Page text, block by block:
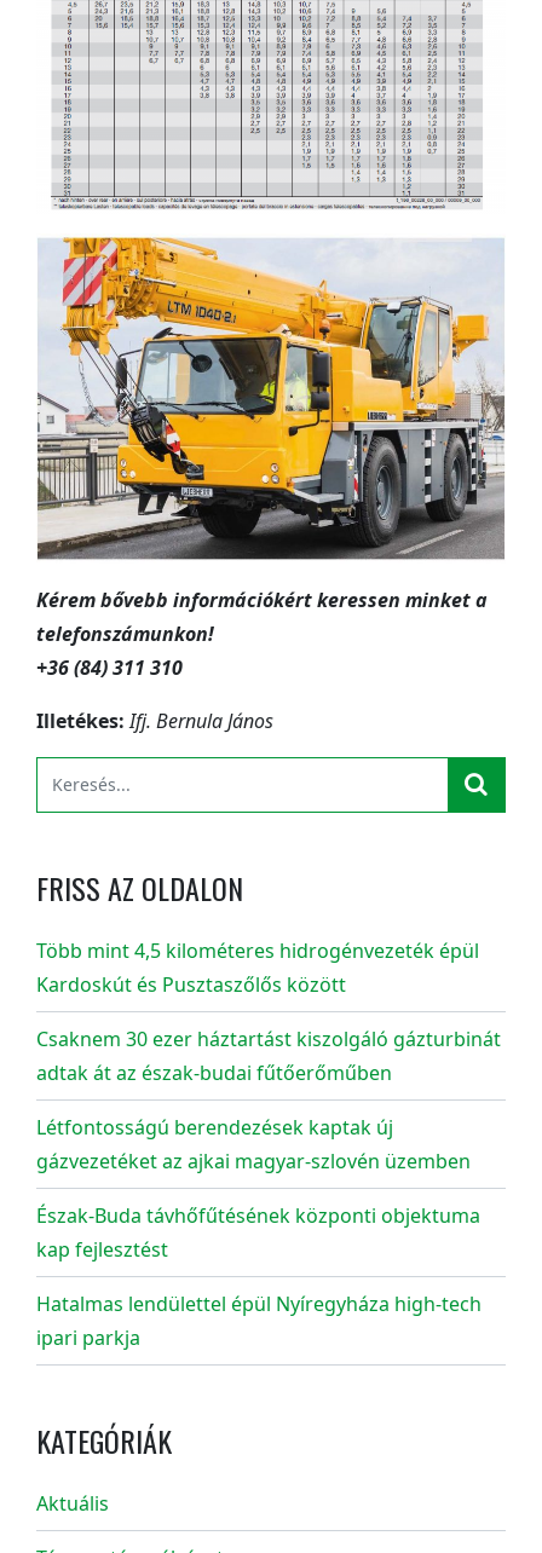
Kérem bővebb információkért keressen minket a
telefonszámunkon!
+36 (84) 311 310
Illetékes:Ifj. Bernula János
FRISS AZ OLDALON
Több mint 4,5 kilométeres hidrogénvezeték épül
Kardoskút és Pusztaszőlős között
Csaknem 30 ezer háztartást kiszolgáló gázturbinát
adtak át az észak-budai fűtőerőműben
Létfontosságú berendezések kaptak új
gázvezetéket az ajkai magyar-szlovén üzemben
Észak-Buda távhőfűtésének központi objektuma
kap fejlesztést
Hatalmas lendülettel épül Nyíregyháza high-tech
ipari parkja
KATEGÓRIÁK
Aktuális